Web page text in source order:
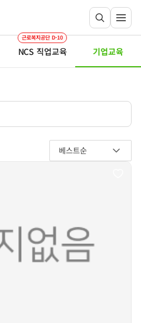
근로복지공단 D-10
NCS 직업교육 기업교육
베스트순